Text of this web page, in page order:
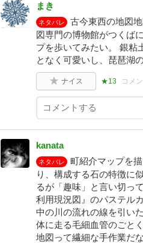
まき
ネタバレ
古今東西の地図
図専門の博物館がつくば
プを歩いてみたい。 銀粘
となく可愛いし、琵琶湖
ナイス ★13 コメ
kanata
ネタバレ
町紹介マップを
り、構成する石の特徴に
るが「趣味」と言い切っ
利用現況図』のパステル
中の川の流れの線を引い
体に走る毛細血管のごと
地図って繊細な手作業だな